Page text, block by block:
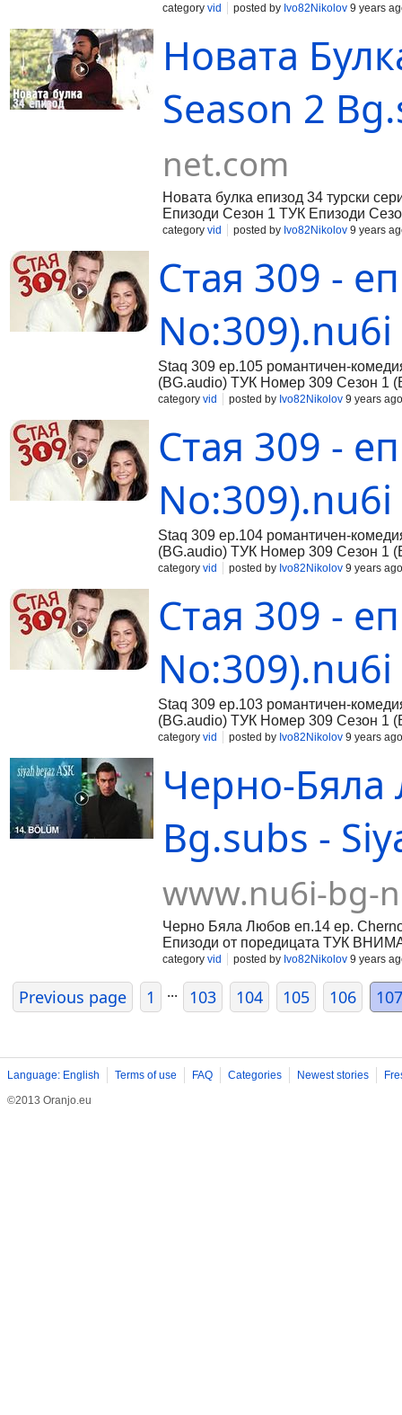
category vid posted by Ivo82Nikolov 9 years
Новата
Season 2
net.com
Новата булка епизод 34 турски
Епизоди Сезон 1 ТУК Епизоди
category vid posted by Ivo82Nikolov 9 years
Стая 309 -
No:309).nu6i
Staq 309 ep.105 романтичен-
(BG.audio) ТУК Номер 309 Сезон 1
category vid posted by Ivo82Nikolov 9 years ago
Стая 309 -
No:309).nu6i
Staq 309 ep.104 романтичен-
(BG.audio) ТУК Номер 309 Сезон 1
category vid posted by Ivo82Nikolov 9 years ago
Стая 309 -
No:309).nu6i
Staq 309 ep.103 романтичен-
(BG.audio) ТУК Номер 309 Сезон 1
category vid posted by Ivo82Nikolov 9 years ago
Черно-
Bg.subs -
www.nu6i-bg-
Черно Бяла Любов еп.14 ep.
Епизоди от поредицата ТУК
category vid posted by Ivo82Nikolov 9 years
Previous page 1 ... 103 104 105 106 107
Language: English Terms of use FAQ Categories Newest stories
©2013 Oranjo.eu